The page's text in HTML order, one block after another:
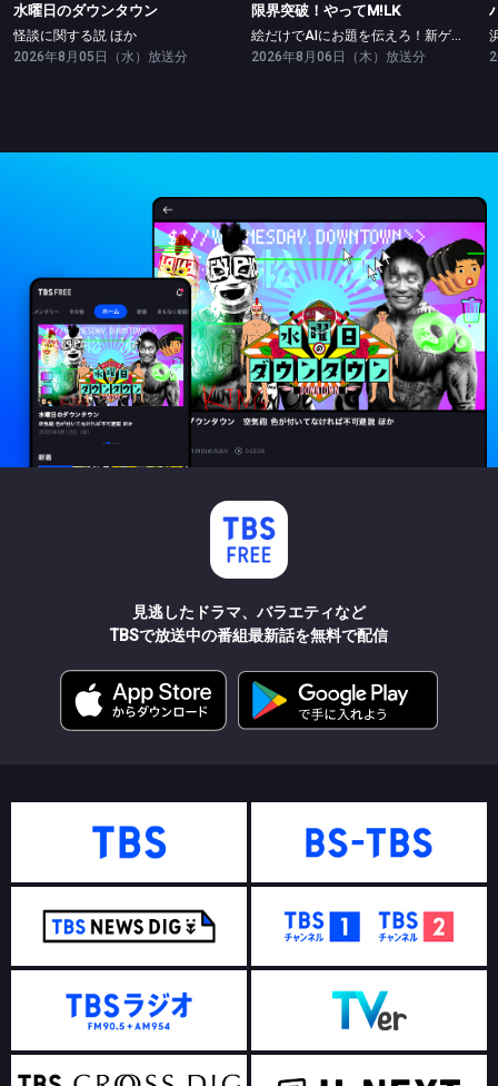
水曜日のダウンタウン
怪談に関する説 ほか
2026年8月05日（水）放送分
限界突破！やってM!LK
絵だけでAIにお題を伝えろ！新ゲームで絵の才能開花！？
2026年8月06日（木）放送分
見逃したドラマ、バラエティなど
TBSで放送中の番組最新話を無料で配信